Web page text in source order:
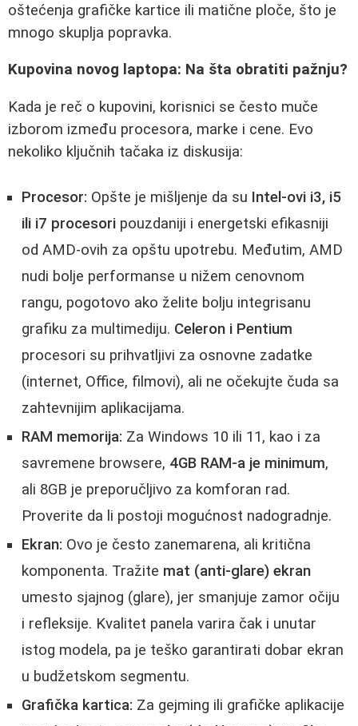
oštećenja grafičke kartice ili matične ploče, što je
mnogo skuplja popravka.
Kupovina novog laptopa: Na šta obratiti pažnju?
Kada je reč o kupovini, korisnici se često muče
izborom između procesora, marke i cene. Evo
nekoliko ključnih tačaka iz diskusija:
Procesor: Opšte je mišljenje da su Intel-ovi i3, i5
ili i7 procesori pouzdaniji i energetski efikasniji
od AMD-ovih za opštu upotrebu. Međutim, AMD
nudi bolje performanse u nižem cenovnom
rangu, pogotovo ako želite bolju integrisanu
grafiku za multimediju. Celeron i Pentium
procesori su prihvatljivi za osnovne zadatke
(internet, Office, filmovi), ali ne očekujte čuda sa
zahtevnijim aplikacijama.
RAM memorija: Za Windows 10 ili 11, kao i za
savremene browsere, 4GB RAM-a je minimum,
ali 8GB je preporučljivo za komforan rad.
Proverite da li postoji mogućnost nadogradnje.
Ekran: Ovo je često zanemarena, ali kritična
komponenta. Tražite mat (anti-glare) ekran
umesto sjajnog (glare), jer smanjuje zamor očiju
i refleksije. Kvalitet panela varira čak i unutar
istog modela, pa je teško garantirati dobar ekran
u budžetskom segmentu.
Grafička kartica: Za gejming ili grafičke aplikacije